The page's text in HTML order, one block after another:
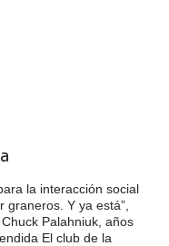
la interacción social
Y ya está”,
Palahniuk, años
El club de la